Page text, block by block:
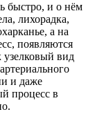
быстро, и о нём
лихорадка,
а на
появляются
узелковый вид
и даже
процесс в